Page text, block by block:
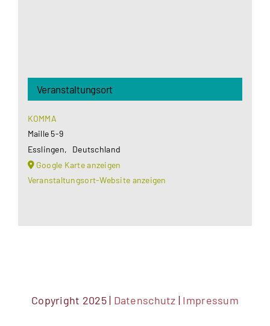
Veranstaltungsort
KOMMA
Maille 5-9
Esslingen,
Deutschland
Google Karte anzeigen
Veranstaltungsort-Website anzeigen
Copyright 2025 | Datenschutz | Impressum